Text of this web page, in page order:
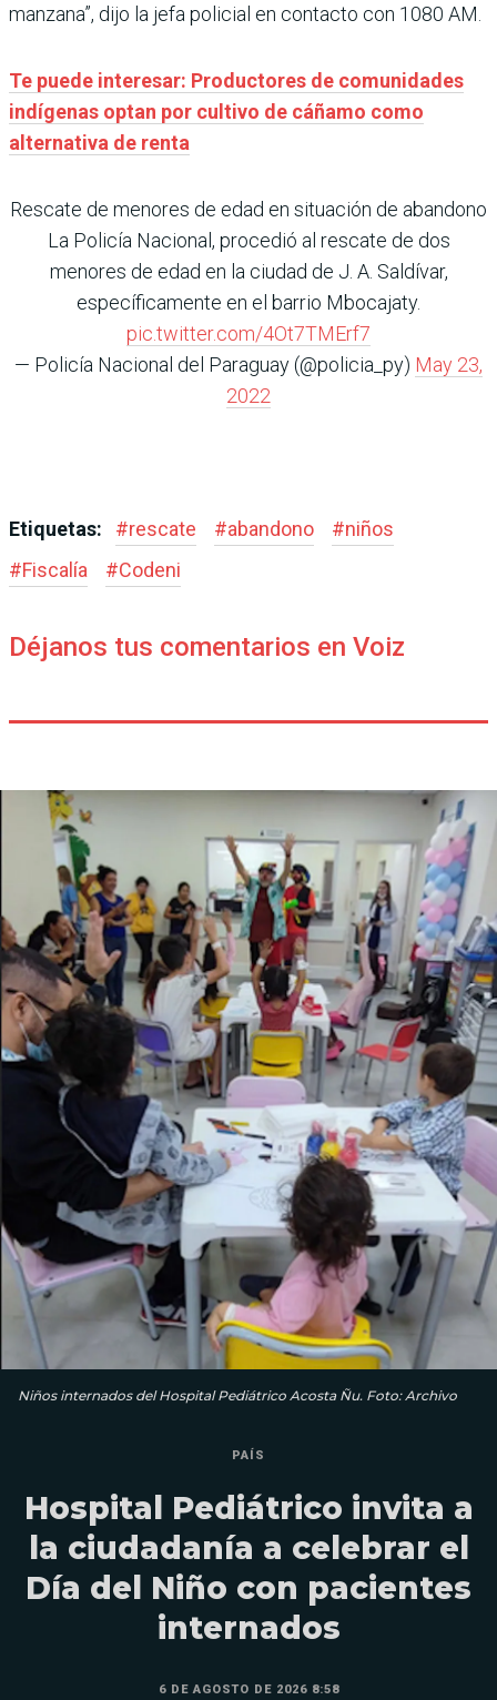
manzana”, dijo la jefa policial en contacto con 1080 AM.
Te puede interesar: Productores de comunidades
indígenas optan por cultivo de cáñamo como
alternativa de renta
Rescate de menores de edad en situación de abandono
La Policía Nacional, procedió al rescate de dos
menores de edad en la ciudad de J. A. Saldívar,
específicamente en el barrio Mbocajaty.
pic.twitter.com/4Ot7TMErf7
— Policía Nacional del Paraguay (@policia_py) May 23,
2022
Etiquetas: #rescate #abandono #niños
#Fiscalía #Codeni
Déjanos tus comentarios en Voiz
Niños internados del Hospital Pediátrico Acosta Ñu. Foto: Archivo
PAÍS
Hospital Pediátrico invita a
la ciudadanía a celebrar el
Día del Niño con pacientes
internados
6 DE AGOSTO DE 2026 8:58